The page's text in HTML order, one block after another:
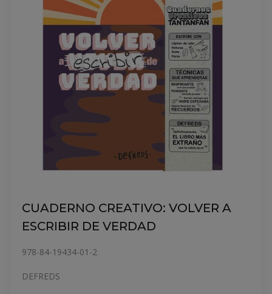
CUADERNO CREATIVO: VOLVER A
ESCRIBIR DE VERDAD
978-84-19434-01-2
DEFREDS